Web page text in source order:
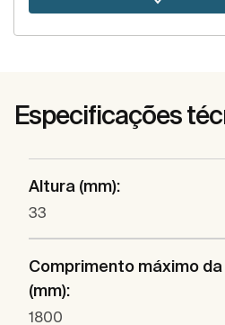
Especificações
Altura (mm):
33
Comprimento máximo
(mm):
1800